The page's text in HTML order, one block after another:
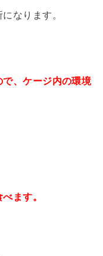
なります。
、ケージ内の環境
ます。